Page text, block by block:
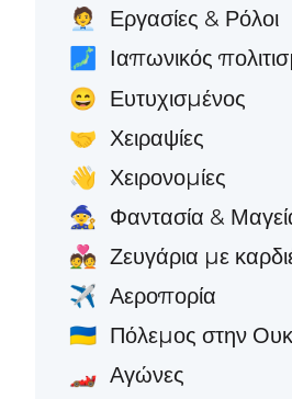
🧑‍💼 Εργασίες & Ρόλοι
🗾 Ιαπωνικός
😄 Ευτυχισμένος
🤝 Χειραψίες
👋 Χειρονομίες
🧙 Φαντασία &
💑 Ζευγάρια με
✈️ Αεροπορία
🇺🇦 Πόλεμος στην
🏎️ Αγώνες